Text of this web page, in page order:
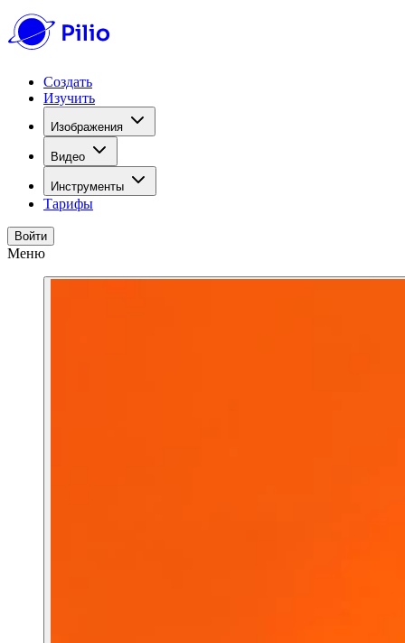
Создать
Изучить
Изображения
Видео
Инструменты
Тарифы
Войти
Меню